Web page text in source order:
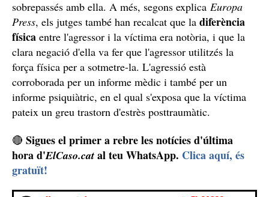
sobrepassés amb ella. A més, segons explica Europa
Press, els jutges també han recalcat que la diferència
física entre l'agressor i la víctima era notòria, i que la
clara negació d'ella va fer que l'agressor utilitzés la
força física per a sotmetre-la. L'agressió està
corroborada per un informe mèdic i també per un
informe psiquiàtric, en el qual s'exposa que la víctima
pateix un greu trastorn d'estrès posttraumàtic.
🔴 Sigues el primer a rebre les notícies d'última
hora d'ElCaso.cat al teu WhatsApp. Clica aquí, és
gratuït!